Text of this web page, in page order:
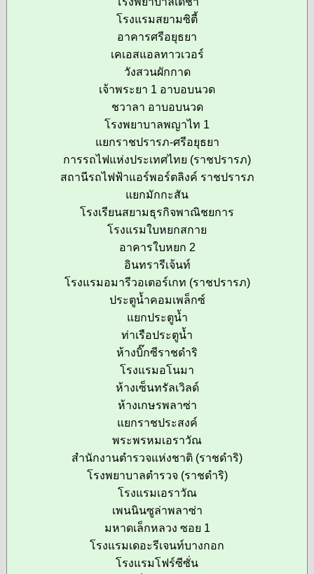
โรงแรมสยามซิตี้
อาคารศรีอยุธยา
เคเอสแอลทาวเวอร์
วังสวนผักกาด
เจ้าพระยา 1 อาบอบนวด
ชวาลา อาบอบนวด
โรงพยาบาลพญาไท 1
แยกราชปรารภ-ศรีอยุธยา
การรถไฟแห่งประเทศไทย (ราชปรารภ)
สถานีรถไฟฟ้าแอร์พอร์ตลิงค์ ราชปรารภ
แยกมักกะสัน
โรงเรียนสยามธุรกิจพาณิชยการ
โรงแรมใบหยกสกาย
อาคารใบหยก 2
อินทรารีเจ้นท์
โรงแรมอมารีวอเตอร์เกท (ราชปรารภ)
ประตูน้ำคอมเพล็กซ์
แยกประตูน้ำ
ท่าเรือประตูน้ำ
ห้างบิ๊กซีราชดำริ
โรงแรมอโนมา
ห้างเซ็นทรัลเวิลด์
ห้างเกษรพลาซ่า
แยกราชประสงค์
พระพรหมเอราวัณ
สำนักงานตำรวจแห่งชาติ (ราชดำริ)
โรงพยาบาลตำรวจ (ราชดำริ)
โรงแรมเอราวัณ
เพนนินซูล่าพลาซ่า
มหาดเล็กหลวง ซอย 1
โรงแรมเดอะรีเจนท์บางกอก
โรงแรมโฟร์ซีซั่น